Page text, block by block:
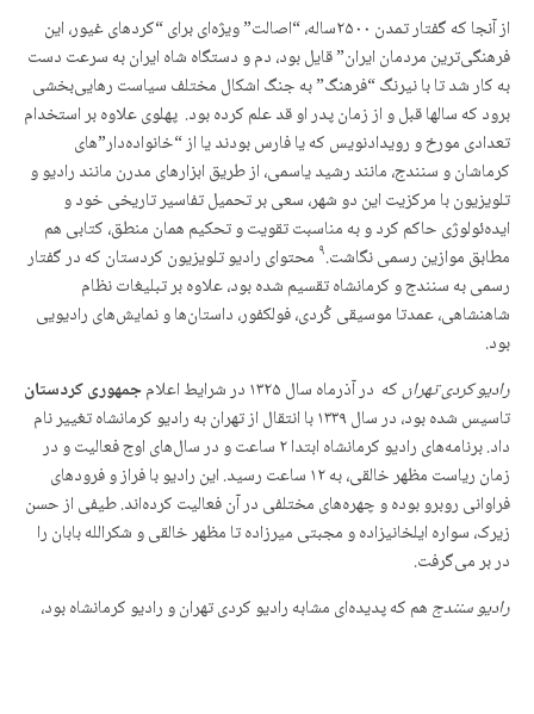
از آنجا که گفتار تمدن ۲۵۰۰ساله، “اصالت” ویژه‌ای برای “کردهای غیور، این
فرهنگی‌ترین مردمان ایران” قایل بود، دم و دستگاه شاه ایران به سرعت دست
به کار شد تا با نیرنگ “فرهنگ” به جنگ اشکال مختلف سیاست رهایی‌بخشی
برود که سالها قبل و از زمان پدر او قد علم کرده بود. پهلوی علاوه بر استخدام
تعدادی مورخ و رویدادنویس که یا فارس بودند یا از “خانواده‌دار”های
کرماشان و سنندج، مانند رشید یاسمی، از طریق ابزارهای مدرن مانند رادیو و
تلویزیون با مرکزیت این دو شهر،‌ سعی بر تحمیل تفاسیر تاریخی خود و
ایده‌ئولوژی حاکم کرد و بە مناسبت تقویت و تحکیم همان منطق، کتابی هم
مطابق موازین رسمی نگاشت.۹ محتوای رادیو تلویزیون کردستان که در گفتار
رسمی به سنندج و کرمانشاه تقسیم شده بود، علاوه بر تبلیغات نظام
شاهنشاهی، عمدتا موسیقی کُردی، فولکفور، داستان‌ها و نمایش‌های رادیویی
بود.
رادیو کردی تهرانکه در آذرماه سال ۱۳۲۵ در شرایط اعلام
جمهوری کردستان
تاسیس شده بود، در سال ۱۳۳۹ با انتقال از تهران به رادیو کرمانشاه تغییر نام
داد. برنامه‌های رادیو کرمانشاه ابتدا ۲ ساعت و در سال‌های اوج فعالیت و در
زمان ریاست مظهر خالقی،‌ به ۱۲ ساعت رسید. این رادیو با فراز و فرودهای
فراوانی روبرو بوده و چهره‌های مختلفی در آن فعالیت کرده‌اند. طیفی از حسن
زیرک، سواره ایلخانیزاده و مجبتی میرزاده تا مظهر خالقی و شکرالله بابان را
در بر می‌گرفت.
رادیو سنندجهم که پدیده‌ای مشابه رادیو کردی تهران و رادیو کرمانشاه بود،